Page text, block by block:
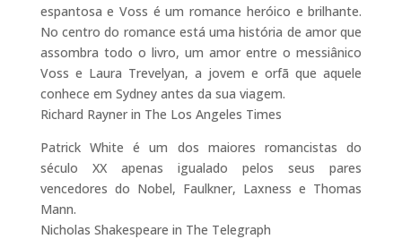
espantosa e Voss é um romance heróico e brilhante.
No centro do romance está uma história de amor que
assombra todo o livro, um amor entre o messiânico
Voss e Laura Trevelyan, a jovem e orfã que aquele
conhece em Sydney antes da sua viagem.
Richard Rayner in The Los Angeles Times
Patrick White é um dos maiores romancistas do
século XX apenas igualado pelos seus pares
vencedores do Nobel, Faulkner, Laxness e Thomas
Mann.
Nicholas Shakespeare in The Telegraph